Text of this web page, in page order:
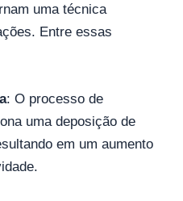
uma técnica
Entre essas
: O processo de
uma deposição de
em um aumento